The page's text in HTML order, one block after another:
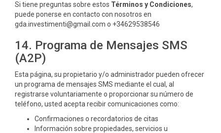
Si tiene preguntas sobre estos Términos y Condiciones,
puede ponerse en contacto con nosotros en
gda.investimenti@gmail.com o +34629538546
14. Programa de Mensajes SMS
(A2P)
Esta página, su propietario y/o administrador pueden ofrecer
un programa de mensajes SMS mediante el cual, al
registrarse voluntariamente o proporcionar su número de
teléfono, usted acepta recibir comunicaciones como:
Confirmaciones o recordatorios de citas
Información sobre propiedades, servicios u